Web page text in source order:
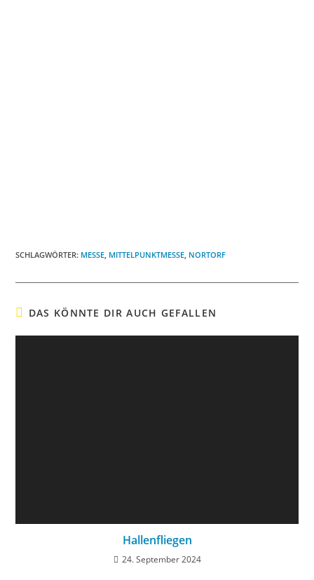
SCHLAGWÖRTER: MESSE, MITTELPUNKTMESSE, NORTORF
DAS KÖNNTE DIR AUCH GEFALLEN
Hallenfliegen
24. September 2024